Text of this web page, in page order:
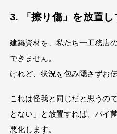
3. 「擦り傷」を放置
建築資材を、私たち一工務店
できません。
けれど、状況を包み隠さずお
これは怪我と同じだと思うの
とない」と放置すれば、バイ
悪化します。